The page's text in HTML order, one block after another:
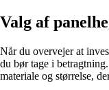
Valg af
Når du overvejer at
du bør tage i
materiale og størrelse,